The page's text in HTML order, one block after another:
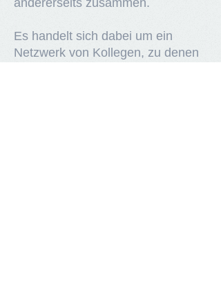
andererseits zusammen.
Es handelt sich dabei um ein
Netzwerk von Kollegen, zu denen